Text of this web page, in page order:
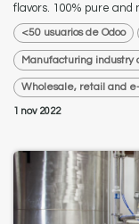
flavors. 100% pure and
<50 usuarios de Odoo
Manufacturing industry
Wholesale, retail and
1 nov 2022